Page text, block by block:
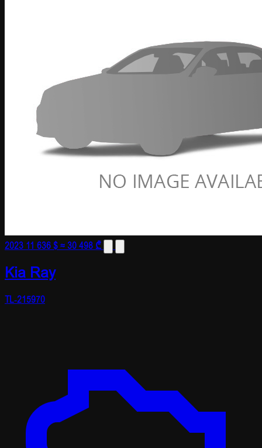
2023 11 636 $≈ 30 498 ₾
Kia Ray
TL-215970